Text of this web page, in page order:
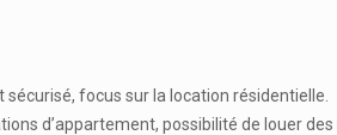
focus sur la location résidentielle.
d’appartement, possibilité de louer